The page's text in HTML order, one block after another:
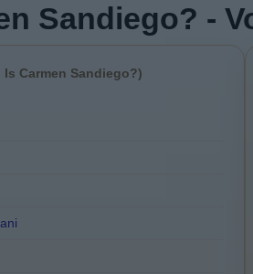
Sandiego? -
Is Carmen Sandiego?)